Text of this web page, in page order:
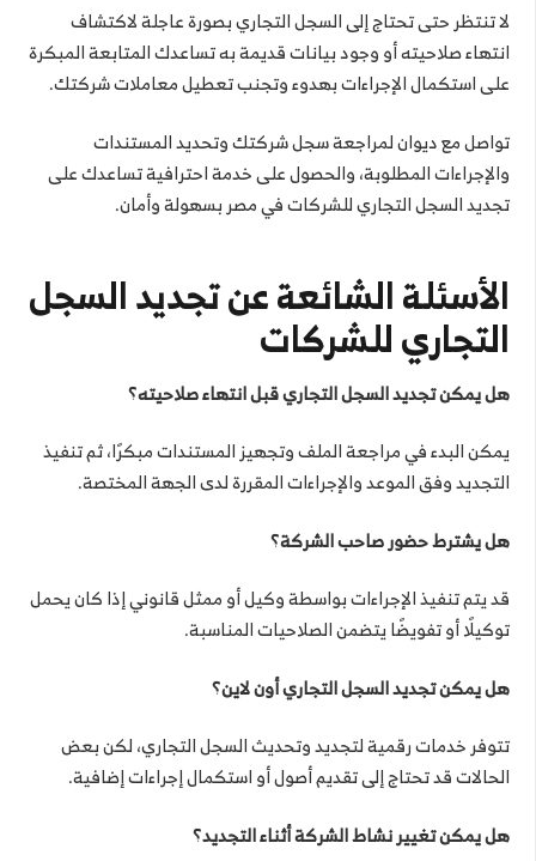
لا تنتظر حتى تحتاج إلى السجل التجاري بصورة عاجلة لاكتشاف
انتهاء صلاحيته أو وجود بيانات قديمة به تساعدك المتابعة المبكرة
على استكمال الإجراءات بهدوء وتجنب تعطيل معاملات شركتك.
تواصل مع ديوان لمراجعة سجل شركتك وتحديد المستندات
والإجراءات المطلوبة، والحصول على خدمة احترافية تساعدك على
تجديد السجل التجاري للشركات في مصر بسهولة وأمان.
الأسئلة الشائعة عن تجديد السجل
التجاري للشركات
هل يمكن تجديد السجل التجاري قبل انتهاء صلاحيته؟
يمكن البدء في مراجعة الملف وتجهيز المستندات مبكرًا، ثم تنفيذ
التجديد وفق الموعد والإجراءات المقررة لدى الجهة المختصة.
هل يشترط حضور صاحب الشركة؟
قد يتم تنفيذ الإجراءات بواسطة وكيل أو ممثل قانوني إذا كان يحمل
توكيلًا أو تفويضًا يتضمن الصلاحيات المناسبة.
هل يمكن تجديد السجل التجاري أون لاين؟
تتوفر خدمات رقمية لتجديد وتحديث السجل التجاري، لكن بعض
الحالات قد تحتاج إلى تقديم أصول أو استكمال إجراءات إضافية.
هل يمكن تغيير نشاط الشركة أثناء التجديد؟